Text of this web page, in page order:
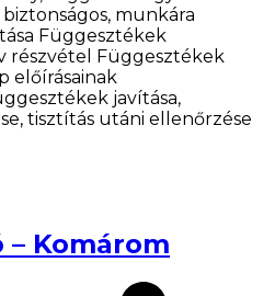
munkára
Függesztékek
részvétel Függesztékek
előírásainak
javítása,
tisztítás utáni ellenőrzése
Komárom